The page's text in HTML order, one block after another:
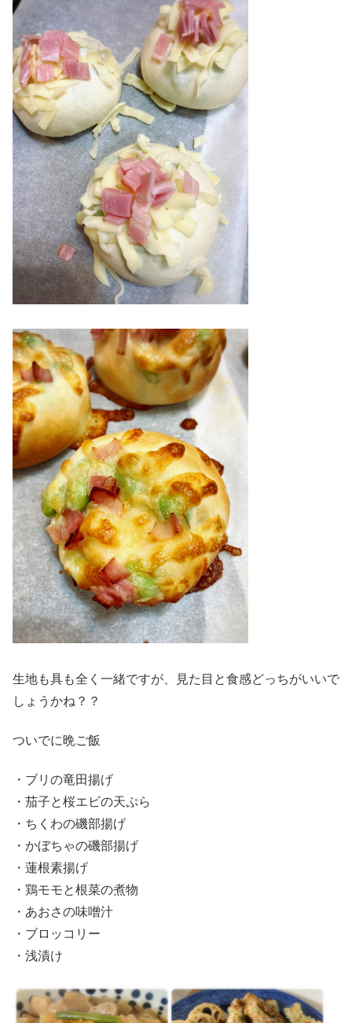
生地も具も全く一緒ですが、見た目と食感どっちがいいで
しょうかね？？
ついでに晩ご飯
・ブリの竜田揚げ
・茄子と桜エビの天ぷら
・ちくわの磯部揚げ
・かぼちゃの磯部揚げ
・蓮根素揚げ
・鶏モモと根菜の煮物
・あおさの味噌汁
・ブロッコリー
・浅漬け